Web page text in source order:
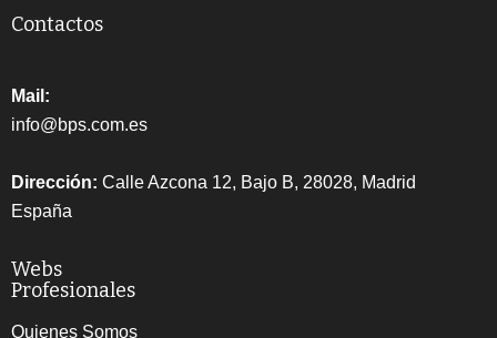
Contactos
Mail:
info@bps.com.es
Dirección: Calle Azcona 12, Bajo B, 28028, Madrid
España
Webs
Profesionales
Quienes Somos